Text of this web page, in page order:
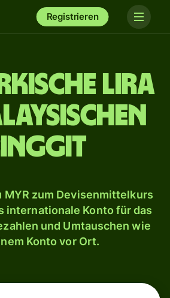
Registrieren
Lira
MYR zum Devisenmittelkurs
internationale Konto für das
und Umtauschen wie
Konto vor Ort.